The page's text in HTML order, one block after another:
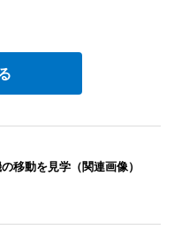
移動を見学（関連画像）